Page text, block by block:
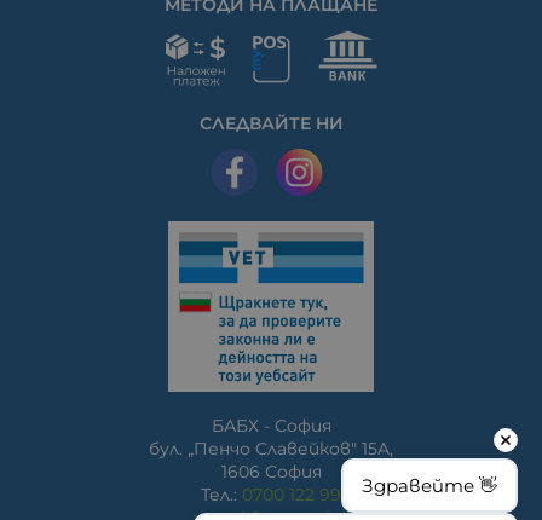
МЕТОДИ НА ПЛАЩАНЕ
СЛЕДВАЙТЕ НИ
БАБХ - София
бул. „Пенчо Славейков" 15A,
1606 София
Тел.: 0700 122 99
Здравейте 👋